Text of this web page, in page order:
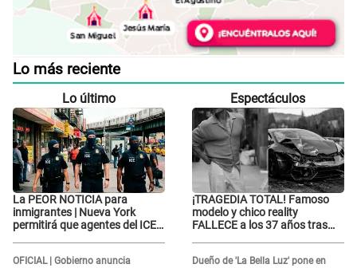
Lo más reciente
Lo último
La PEOR NOTICIA para
inmigrantes | Nueva York
permitirá que agentes del ICE
OFICIAL | Gobierno anuncia
Espectáculos
¡TRAGEDIA TOTAL! Famoso
modelo y chico reality
FALLECE a los 37 años tras
Dueño de 'La Bella Luz' pone en